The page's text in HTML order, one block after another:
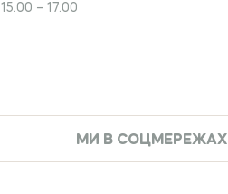
15.00 – 17.00
МИ В СОЦМЕРЕЖАХ